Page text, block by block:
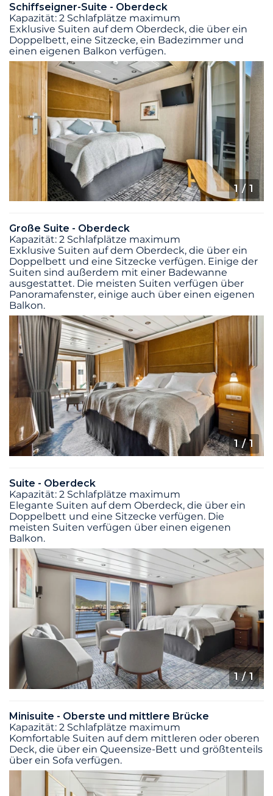
Schiffseigner-Suite - Oberdeck
Kapazität: 2 Schlafplätze maximum
Exklusive Suiten auf dem Oberdeck, die über ein
Doppelbett, eine Sitzecke, ein Badezimmer und
einen eigenen Balkon verfügen.
1 / 1
Große Suite - Oberdeck
Kapazität: 2 Schlafplätze maximum
Exklusive Suiten auf dem Oberdeck, die über ein
Doppelbett und eine Sitzecke verfügen. Einige der
Suiten sind außerdem mit einer Badewanne
ausgestattet. Die meisten Suiten verfügen über
Panoramafenster, einige auch über einen eigenen
Balkon.
1/ 1
Suite - Oberdeck
Kapazität: 2 Schlafplätze maximum
Elegante Suiten auf dem Oberdeck, die über ein
Doppelbett und eine Sitzecke verfügen. Die
meisten Suiten verfügen über einen eigenen
Balkon.
1/ 1
Minisuite - Oberste und mittlere Brücke
Kapazität: 2 Schlafplätze maximum
Komfortable Suiten auf dem mittleren oder oberen
Deck, die über ein Queensize-Bett und größtenteils
über ein Sofa verfügen.